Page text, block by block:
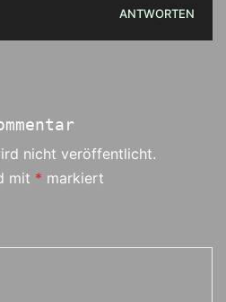
ANTWORTEN
nicht veröffentlicht.
mit * markiert